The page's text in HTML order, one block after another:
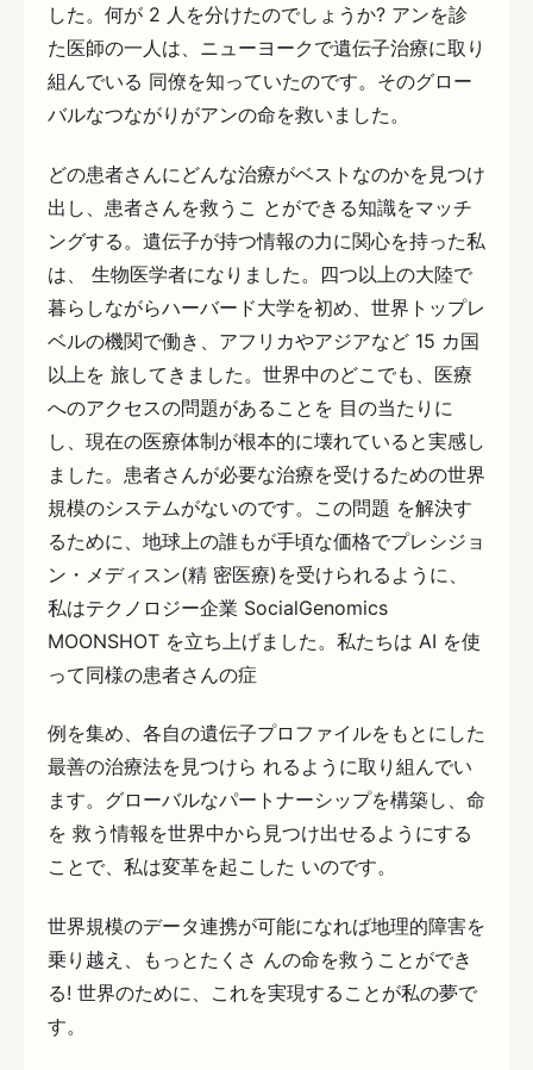
した。何が 2 人を分けたのでしょうか? アンを診
た医師の一人は、ニューヨークで遺伝子治療に取り
組んでいる 同僚を知っていたのです。そのグロー
バルなつながりがアンの命を救いました。
どの患者さんにどんな治療がベストなのかを見つけ
出し、患者さんを救うこ とができる知識をマッチ
ングする。遺伝子が持つ情報の力に関心を持った私
は、 生物医学者になりました。四つ以上の大陸で
暮らしながらハーバード大学を初め、世界トップレ
ベルの機関で働き、アフリカやアジアなど 15 カ国
以上を 旅してきました。世界中のどこでも、医療
へのアクセスの問題があることを 目の当たりに
し、現在の医療体制が根本的に壊れていると実感し
ました。患者さんが必要な治療を受けるための世界
規模のシステムがないのです。この問題 を解決す
るために、地球上の誰もが手頃な価格でプレシジョ
ン・メディスン(精 密医療)を受けられるように、
私はテクノロジー企業 SocialGenomics
MOONSHOT を立ち上げました。私たちは AI を使
って同様の患者さんの症
例を集め、各自の遺伝子プロファイルをもとにした
最善の治療法を見つけら れるように取り組んでい
ます。グローバルなパートナーシップを構築し、命
を 救う情報を世界中から見つけ出せるようにする
ことで、私は変革を起こした いのです。
世界規模のデータ連携が可能になれば地理的障害を
乗り越え、もっとたくさ んの命を救うことができ
る! 世界のために、これを実現することが私の夢で
す。